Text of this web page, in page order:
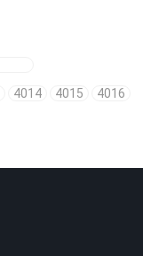
4014 4015
4016